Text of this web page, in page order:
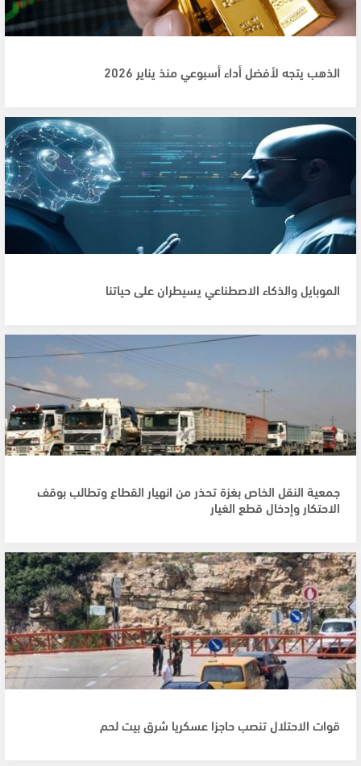
الذهب يتجه لأفضل أداء أسبوعي منذ يناير 2026
الموبايل والذكاء الاصطناعي يسيطران على حياتنا
جمعية النقل الخاص بغزة تحذر من انهيار القطاع وتطالب بوقف
الاحتكار وإدخال قطع الغيار
قوات الاحتلال تنصب حاجزا عسكريا شرق بيت لحم